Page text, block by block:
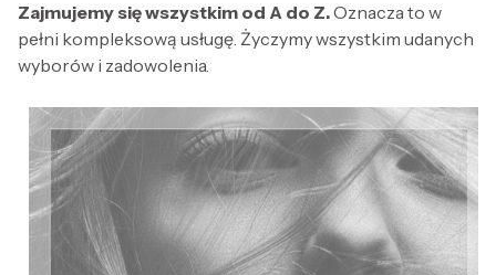
Zajmujemy się wszystkim od A do Z.Oznacza to w
pełni kompleksową usługę. Życzymy wszystkim udanych
wyborów i zadowolenia.